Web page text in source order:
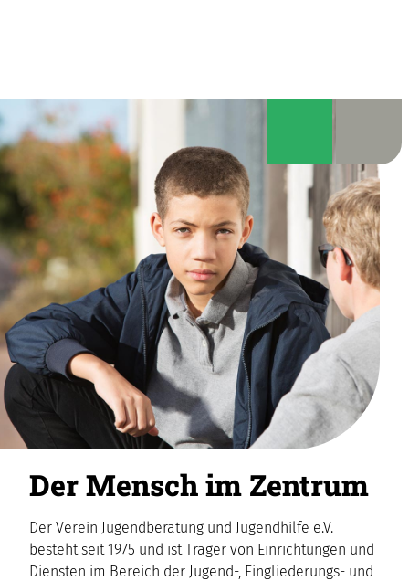
Der Mensch im Zentrum
Der Verein Jugendberatung und Jugendhilfe e.V.
besteht seit 1975 und ist Träger von Einrichtungen und
Diensten im Bereich der Jugend-, Eingliederungs- und